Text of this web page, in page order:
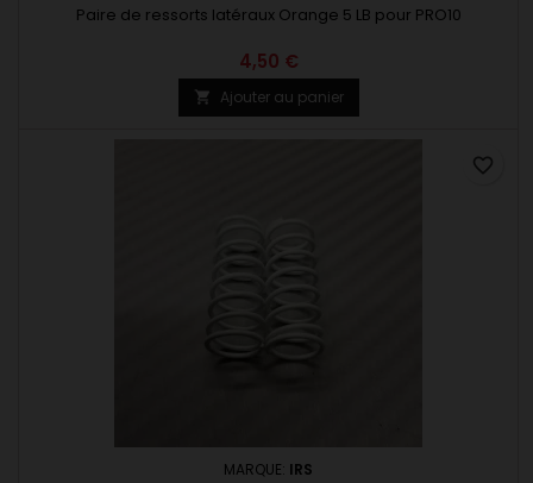
Paire de ressorts latéraux Orange 5 LB pour PRO10
4,50 €
 Ajouter au panier
MARQUE: IRS
favorite_border